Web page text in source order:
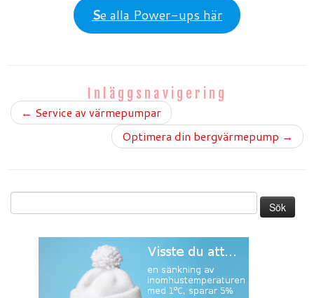
Se alla Power-ups här
Inläggsnavigering
← Service av värmepumpar
Optimera din bergvärmepump →
efter: